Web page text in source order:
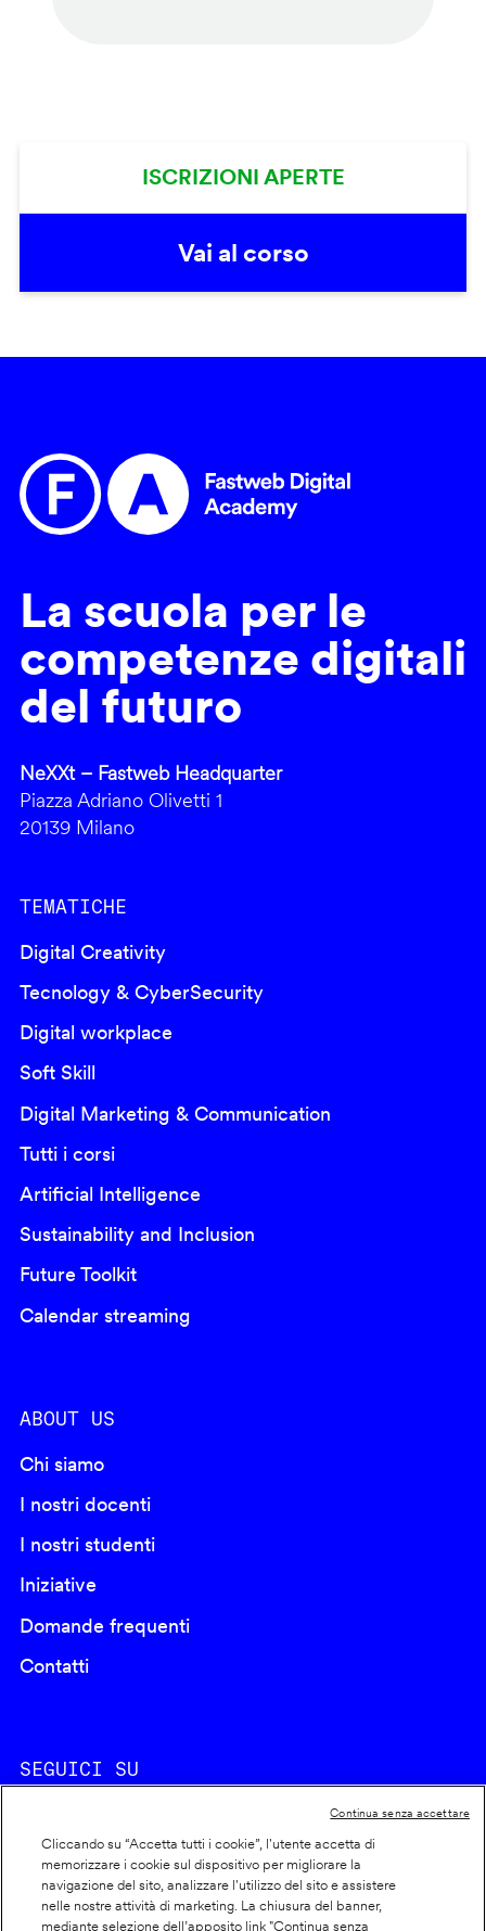
ISCRIZIONI APERTE
Vai al corso
La scuola per le
competenze digitali
del futuro
NeXXt – Fastweb Headquarter
Piazza Adriano Olivetti 1
20139 Milano
TEMATICHE
Digital Creativity
Tecnology & CyberSecurity
Digital workplace
Soft Skill
Digital Marketing & Communication
Tutti i corsi
Artificial Intelligence
Sustainability and Inclusion
Future Toolkit
Calendar streaming
ABOUT US
Chi siamo
I nostri docenti
I nostri studenti
Iniziative
Domande frequenti
Contatti
SEGUICI SU
Cookie policy
Cliccando su “Accetta tutti i cookie”, l'utente accetta di
memorizzare i cookie sul dispositivo per migliorare la
navigazione del sito, analizzare l'utilizzo del sito e assistere
nelle nostre attività di marketing. La chiusura del banner,
mediante selezione dell’apposito link "Continua senza
Continua senza accettare